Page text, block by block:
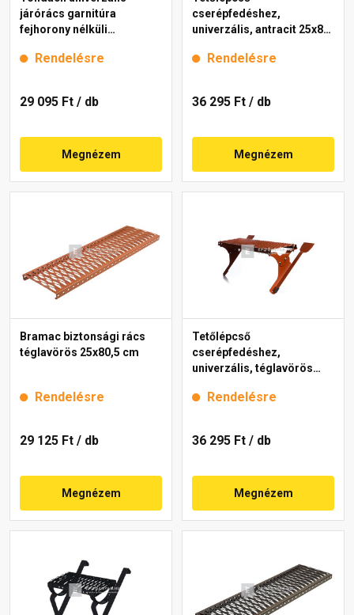
járórács garnitúra
fejhorony nélküli
Rendelésre
29 095 Ft / db
Megnézem
cserépfedéshez,
univerzális, antracit 25x80
Rendelésre
36 295 Ft / db
Megnézem
Bramac biztonsági rács
téglavörös 25x80,5 cm
Rendelésre
29 125 Ft / db
Megnézem
Tetőlépcső
cserépfedéshez,
univerzális, téglavörös
Rendelésre
36 295 Ft / db
Megnézem